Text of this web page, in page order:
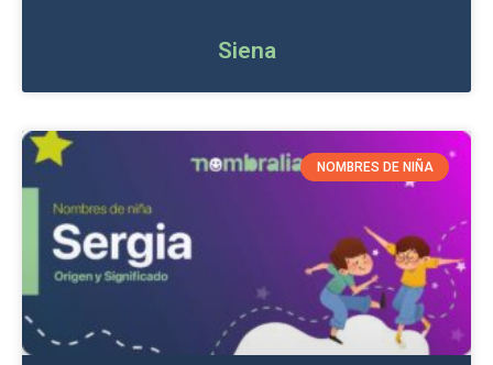
Siena
NOMBRES DE NIÑA